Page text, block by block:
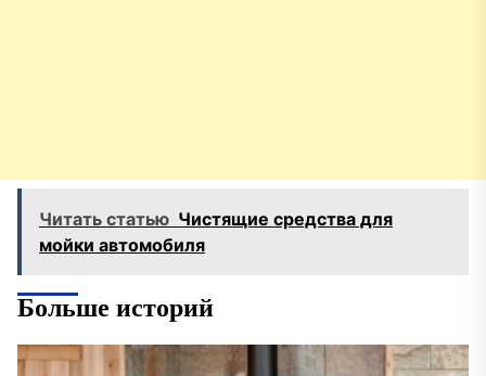
Читать статью Чистящие средства для
мойки автомобиля
Больше историй